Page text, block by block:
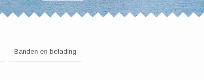
Banden en belading